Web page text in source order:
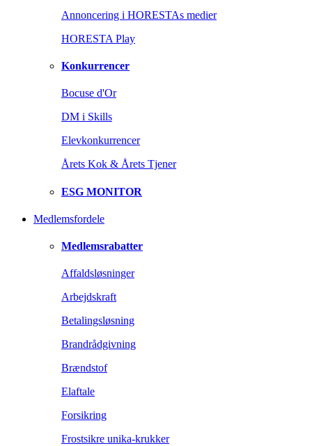
Annoncering i HORESTAs medier
HORESTA Play
Konkurrencer
Bocuse d'Or
DM i Skills
Elevkonkurrencer
Årets Kok & Årets Tjener
ESG MONITOR
Medlemsfordele
Medlemsrabatter
Affaldsløsninger
Arbejdskraft
Betalingsløsning
Brandrådgivning
Brændstof
Elaftale
Forsikring
Frostsikre unika-krukker